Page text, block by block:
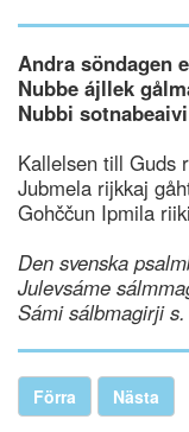
Andra söndagen
Nubbe ájllek
Nubbi
Kallelsen till Guds
Jubmela rijkkaj
Gohččun Ipmila
Den svenska
Julevsáme
Sámi sálbmagirji
Förra Nästa